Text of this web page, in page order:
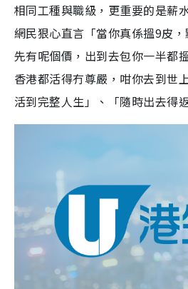
相同工種與職級，更重要的是薪
網民狠心直言「當你真係搵9皮
先有呢個價，出到去包你一半都
香港都活得冇尊嚴，咁你去到世
活到完整人生」、「隨時出去得